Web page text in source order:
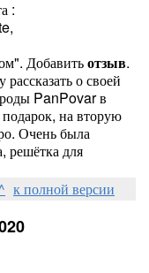
:
Добавитьотзыв.
о своей
PanPovar в
подарок, на вторую
Очень была
решётка для
к полной версии